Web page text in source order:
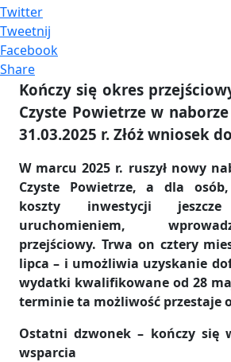
Twitter
Tweetnij
Facebook
Share
Kończy się okres
Czyste Powietrze w
31.03.2025 r. Złóż wniosek
W marcu 2025 r. ruszył nowy
Czyste Powietrze, a dla
koszty inwestycji
uruchomieniem,
przejściowy. Trwa on cztery
lipca – i umożliwia uzyskanie
wydatki kwalifikowane od 28
terminie ta możliwość przestaje
Ostatni dzwonek – kończy się
wsparcia